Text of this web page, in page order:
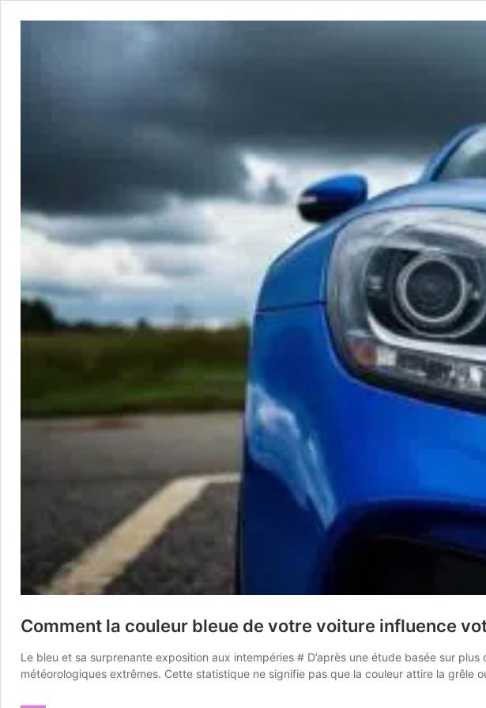
Comment la couleur bleue de votre voiture influence
Le bleu et sa surprenante exposition aux intempéries # D’après une étude basée sur
météorologiques extrêmes. Cette statistique ne signifie pas que la couleur attire la grêle